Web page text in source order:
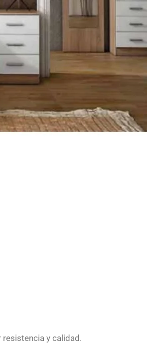
y calidad.